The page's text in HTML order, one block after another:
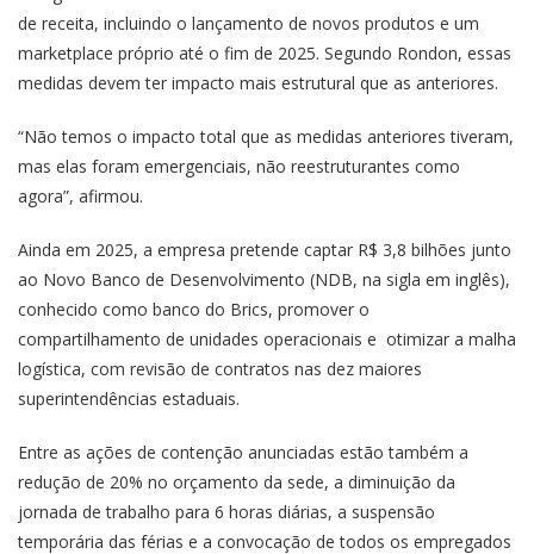
de receita, incluindo o lançamento de novos produtos e um
marketplace próprio até o fim de 2025. Segundo Rondon, essas
medidas devem ter impacto mais estrutural que as anteriores.
“Não temos o impacto total que as medidas anteriores tiveram,
mas elas foram emergenciais, não reestruturantes como
agora”, afirmou.
Ainda em 2025, a empresa pretende captar R$ 3,8 bilhões junto
ao Novo Banco de Desenvolvimento (NDB, na sigla em inglês),
conhecido como banco do Brics, promover o
compartilhamento de unidades operacionais e otimizar a malha
logística, com revisão de contratos nas dez maiores
superintendências estaduais.
Entre as ações de contenção anunciadas estão também a
redução de 20% no orçamento da sede, a diminuição da
jornada de trabalho para 6 horas diárias, a suspensão
temporária das férias e a convocação de todos os empregados